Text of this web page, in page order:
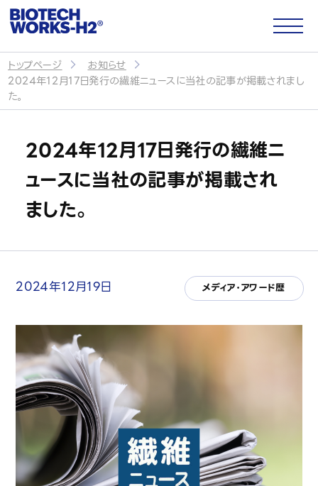
企業情報
会社概要
投資をご検討の皆さまへ
採用情報
事業一覧・技術紹介
ビジネスモデル
トップページ
お知らせ
2024年12月17日発行の繊維ニュースに当社の記事が掲載されまし
た。
2024年12月17日発行の繊維ニ
ュースに当社の記事が掲載され
ました。
2024年12月19日 メディア・アワード歴